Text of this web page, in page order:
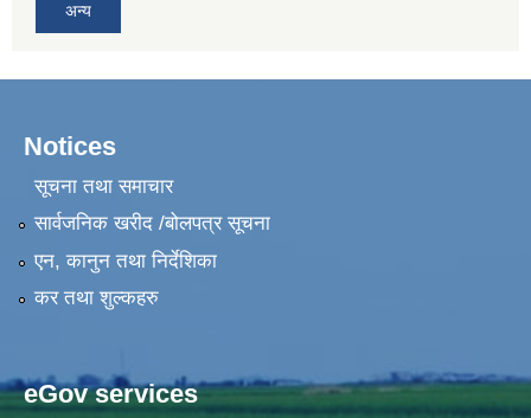
अन्य
Notices
सूचना तथा समाचार
सार्वजनिक खरीद /बोलपत्र सूचना
एन, कानुन तथा निर्देशिका
कर तथा शुल्कहरु
eGov services